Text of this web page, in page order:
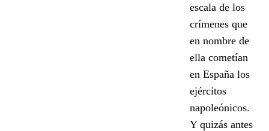
escala de los
crímenes que
en nombre de
ella cometían
en España los
ejércitos
napoleónicos.
Y quizás antes